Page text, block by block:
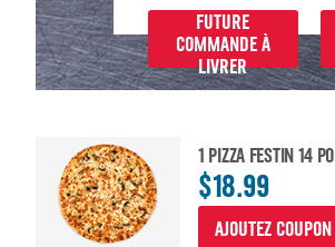
FUTURE
COMMANDE À
LIVRER
1 PIZZA FESTIN 14 PO
$18.99
AJOUTEZ COUPON